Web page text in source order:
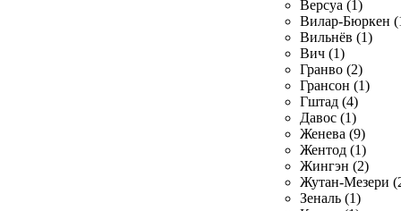
Версуа (1)
Вилар-Бюркен
Вильнёв (1)
Вич (1)
Гранво (2)
Грансон (1)
Гштад (4)
Давос (1)
Женева (9)
Жентод (1)
Жингэн (2)
Жутан-Мезери
Зеналь (1)